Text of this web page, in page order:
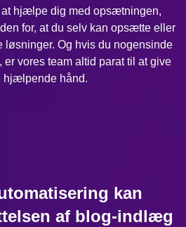
at hjælpe dig med opsætningen,
for, at du selv kan opsætte eller
løsninger. Og hvis du nogensinde
er vores team altid parat til at give
hjælpende hånd.
kan
af blog-indlæg